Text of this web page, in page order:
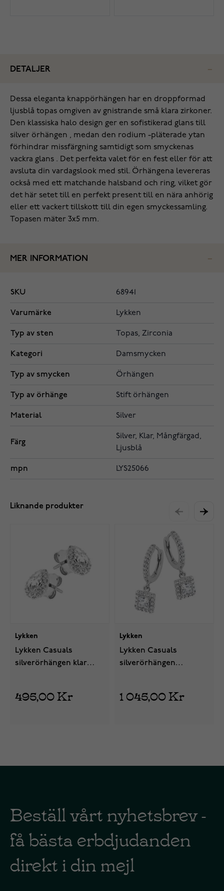
DETALJER
Dessa eleganta knappörhängen har en droppformad
ljusblå topas omgiven av gnistrande små klara zirkoner.
Den klassiska halo design ger en sofistikerad glans till
silver örhängen , medan den rodium -pläterade ytan
förhindrar missfärgning samtidigt som smyckenas
vackra glans . Det perfekta valet för en fest eller för att
avsluta din vardagslook med stil. Örhängena levereras
också med ett matchande halsband och ring, vilket gör
det här setet till en perfekt present till en nära anhörig
eller ett vackert tillskott till din egen smyckessamling.
Topasen mäter 3x5 mm.
MER INFORMATION
SKU 68941
Varumärke Lykken
Typ av sten Topas, Zirconia
Kategori Damsmycken
Typ av smycken Örhängen
Typ av örhänge Stift örhängen
Material Silver
Färg
Silver, Klar, Mångfärgad,
Ljusblå
mpn LYS25066
Liknande produkter
Lykken
Lykken Casuals
silverörhängen klar
495,00 Kr
Lykken
Lykken Casuals
silverörhängen
1 045,00 Kr
Beställ vårt nyhetsbrev -
få bästa erbdjudanden
direkt i din mejl